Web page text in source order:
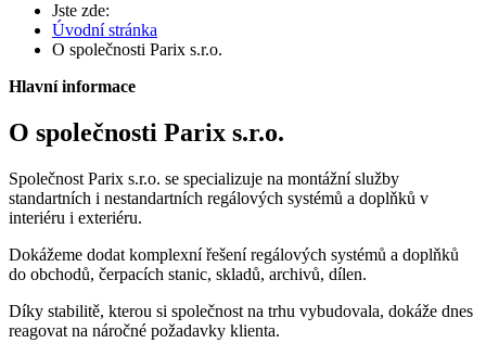
Jste zde:
Úvodní stránka
O společnosti Parix s.r.o.
Hlavní informace
O společnosti Parix s.r.o.
Společnost Parix s.r.o. se specializuje na montážní služby
standartních i nestandartních regálových systémů a doplňků v
interiéru i exteriéru.
Dokážeme dodat komplexní řešení regálových systémů a doplňků
do obchodů, čerpacích stanic, skladů, archivů, dílen.
Díky stabilitě, kterou si společnost na trhu vybudovala, dokáže dnes
reagovat na náročné požadavky klienta.